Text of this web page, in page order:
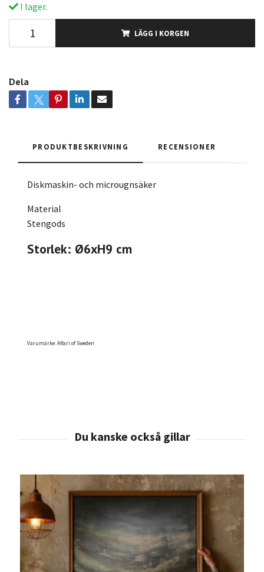
I lager.
LÄGG I KORGEN
Dela
PRODUKTBESKRIVNING RECENSIONER
Diskmaskin- och microugnsäker
Material
Stengods
Storlek: Ø6xH9 cm
Varumärke: Affari of Sweden